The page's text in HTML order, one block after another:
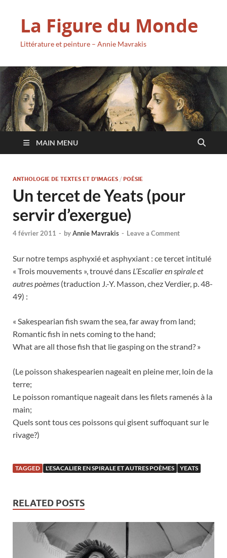
La Figure du Monde
Littérature et peinture – Annie Mavrakis
MAIN MENU
ANTHOLOGIE DE TEXTES ET D'IMAGES / POÉSIE
Un tercet de Yeats (pour
servir d’exergue)
4 février 2011 - byAnnie Mavrakis - Leave a Comment
Sur notre temps asphyxié et asphyxiant : ce tercet intitulé
« Trois mouvements », trouvé dans L’Escalier en spirale et
autres poèmes (traduction J.-Y. Masson, chez Verdier, p. 48-
49) :
« Sakespearian fish swam the sea, far away from land;
Romantic fish in nets coming to the hand;
What are all those fish that lie gasping on the strand? »
(Le poisson shakespearien nageait en pleine mer, loin de la
terre;
Le poisson romantique nageait dans les filets ramenés à la
main;
Quels sont tous ces poissons qui gisent suffoquant sur le
rivage?)
TAGGED L'ESACALIER EN SPIRALE ET AUTRES POÈMES YEATS
RELATED POSTS